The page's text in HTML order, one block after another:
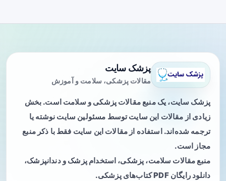
پزشک سایت
مقالات پزشکی، سلامت و آموزش
پزشک سایت، یک منبع مقالات پزشکی و سلامت است. بخش
زیادی از مقالات این سایت توسط مسئولین سایت نوشته یا
ترجمه شده‌اند. استفاده از مقالات این سایت فقط با ذکر منبع
مجاز است.
منبع مقالات سلامت، پزشکی، استخدام پزشک و دندانپزشک،
دانلود رایگان PDF کتاب‌های پزشکی.